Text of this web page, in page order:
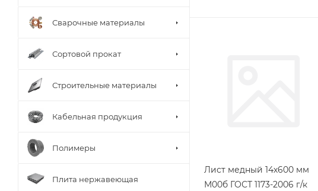
Лист медный 14х600 мм
М00б ГОСТ 1173-2006 г/к
Сварочные материалы
Сортовой прокат
Строительные материалы
Кабельная продукция
Полимеры
Плита нержавеющая